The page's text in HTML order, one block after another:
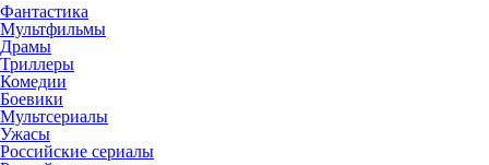
Фантастика
Мультфильмы
Драмы
Триллеры
Комедии
Боевики
Мультсериалы
Ужасы
Российские сериалы